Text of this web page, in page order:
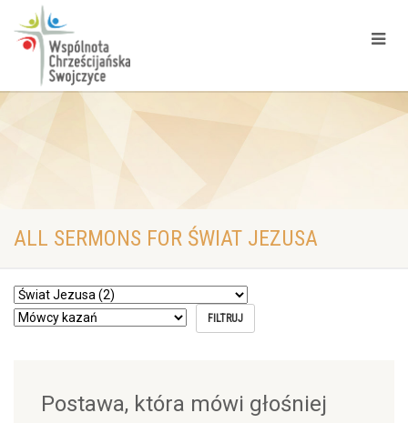
ALL SERMONS FOR ŚWIAT JEZUSA
Postawa, która mówi głośniej